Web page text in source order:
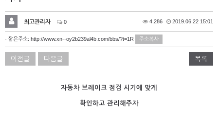
최고관리자 0 4,286 2019.06.22 15:01
- 짧은주소: http://www.xn--oy2b239al4b.com/bbs/?t=1R 주소복사
이전글 다음글 목록
자동차 브레이크 점검 시기에 맞게
확인하고 관리해주자